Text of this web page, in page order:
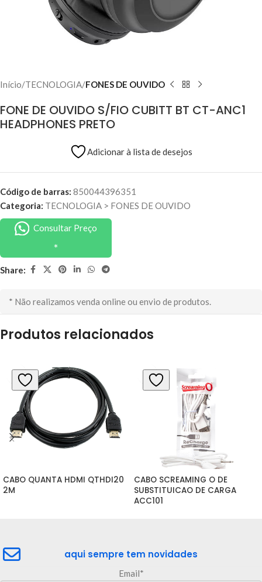
Início TECNOLOGIA FONES DE OUVIDO
FONE DE OUVIDO S/FIO CUBITT BT CT-ANC1
HEADPHONES PRETO
Adicionar à lista de desejos
Código de barras: 850044396351
Categoria: TECNOLOGIA > FONES DE OUVIDO
Consultar Preço
Share:
* Não realizamos venda online ou envio de produtos.
Produtos relacionados
CABO QUANTA HDMI QTHDI20
2M
CABO SCREAMING O DE
SUBSTITUICAO DE CARGA
ACC101
aqui sempre tem novidades
Email*